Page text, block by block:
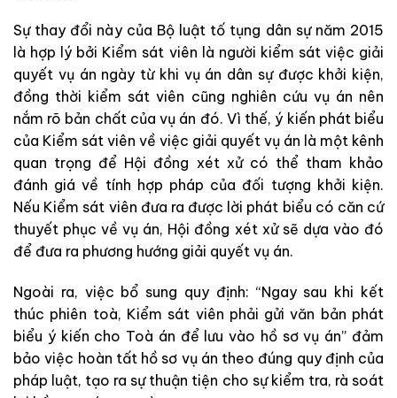
Sự thay đổi này của Bộ luật tố tụng dân sự năm 2015
là hợp lý bởi Kiểm sát viên là người kiểm sát việc giải
quyết vụ án ngày từ khi vụ án dân sự được khởi kiện,
đồng thời kiểm sát viên cũng nghiên cứu vụ án nên
nắm rõ bản chất của vụ án đó. Vì thế, ý kiến phát biểu
của Kiểm sát viên về việc giải quyết vụ án là một kênh
quan trọng để Hội đồng xét xử có thể tham khảo
đánh giá về tính hợp pháp của đối tượng khởi kiện.
Nếu Kiểm sát viên đưa ra được lời phát biểu có căn cứ
thuyết phục về vụ án, Hội đồng xét xử sẽ dựa vào đó
để đưa ra phương hướng giải quyết vụ án.
Ngoài ra, việc bổ sung quy định: “Ngay sau khi kết
thúc phiên toà, Kiểm sát viên phải gửi văn bản phát
biểu ý kiến cho Toà án để lưu vào hồ sơ vụ án” đảm
bảo việc hoàn tất hồ sơ vụ án theo đúng quy định của
pháp luật, tạo ra sự thuận tiện cho sự kiểm tra, rà soát